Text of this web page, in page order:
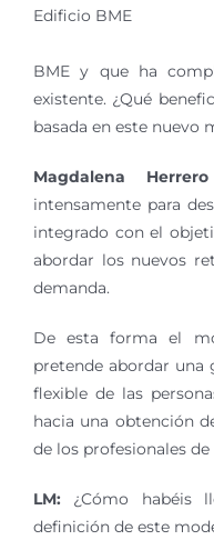
Edificio BME
BME y que ha
existente. ¿Qué
basada en este nuevo
Magdalena
intensamente para
integrado con el
abordar los nuevos
demanda.
De esta forma el
pretende abordar una
flexible de las
hacia una obtención
de los profesionales de
LM: ¿Cómo habéis
definición de este